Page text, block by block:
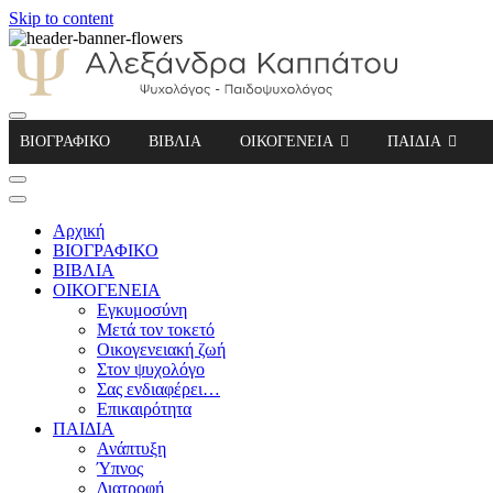
Skip to content
Αλεξάνδρα Καππάτου Ψυχολόγος –
ΒΙΟΓΡΑΦΙΚΟ ΒΙΒΛΙΑ ΟΙΚΟΓΕΝΕΙΑ ΠΑΙΔΙΑ
Αρχική
ΒΙΟΓΡΑΦΙΚΟ
ΒΙΒΛΙΑ
ΟΙΚΟΓΕΝΕΙΑ
Εγκυμοσύνη
Μετά τον τοκετό
Οικογενειακή ζωή
Στον ψυχολόγο
Σας ενδιαφέρει…
Επικαιρότητα
ΠΑΙΔΙΑ
Ανάπτυξη
Ύπνος
Διατροφή